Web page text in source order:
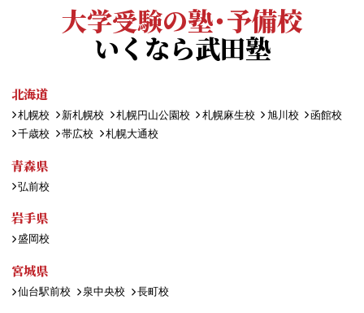
大学受験の塾・予備校
いくなら武田塾
北海道
札幌校 新札幌校 札幌円山公園校 札幌麻生校 旭川校
函館校
千歳校
帯広校 札幌大通校
青森県
弘前校
岩手県
盛岡校
宮城県
仙台駅前校 泉中央校 長町校